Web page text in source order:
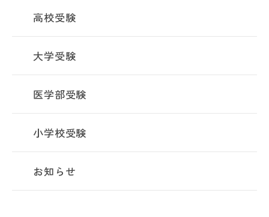
高校受験
大学受験
医学部受験
小学校受験
お知らせ